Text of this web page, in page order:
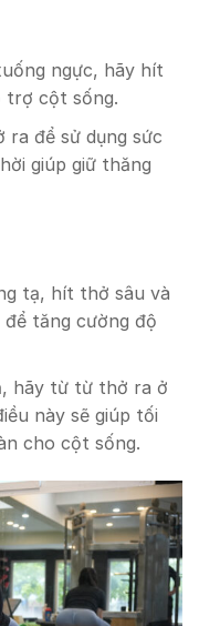
ngực, hãy hít
trợ cột sống.
ra để sử dụng sức
giúp giữ thăng
tạ, hít thở sâu và
tăng cường độ
hãy từ từ thở ra ở
này sẽ giúp tối
cho cột sống.